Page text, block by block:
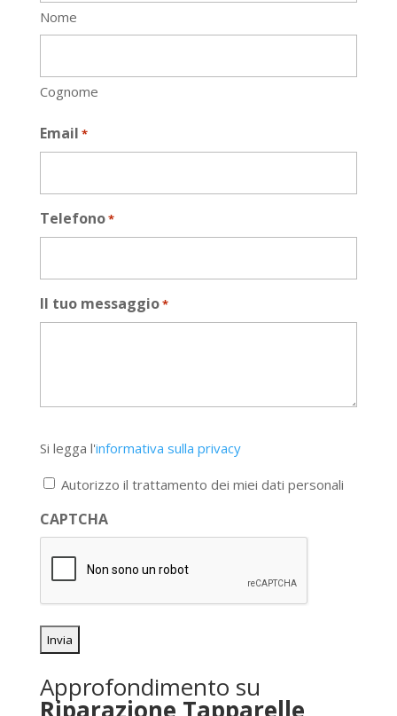
Nome
Cognome
Email *
Telefono*
Il tuo messaggio*
legga
l'informativa
privacy
*
Si legga l'informativa sulla privacy
Autorizzo il trattamento dei miei dati personali
CAPTCHA
Approfondimento su
Riparazione Tapparelle